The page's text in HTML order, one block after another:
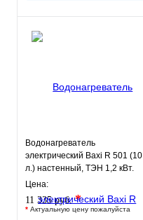
Водонагреватель
электрический Baxi R 501 (10
л.) настенный, ТЭН 1,2 кВт.
Цена:
11 335 руб.*
* Актуальную цену пожалуйста